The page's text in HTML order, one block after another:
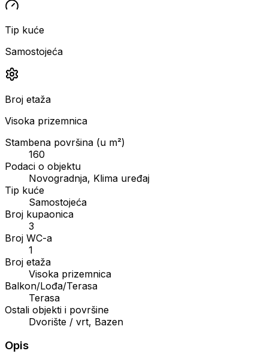
Tip kuće
Samostojeća
Broj etaža
Visoka prizemnica
Stambena površina (u m²)
160
Podaci o objektu
Novogradnja, Klima uređaj
Tip kuće
Samostojeća
Broj kupaonica
3
Broj WC-a
1
Broj etaža
Visoka prizemnica
Balkon/Lođa/Terasa
Terasa
Ostali objekti i površine
Dvorište / vrt, Bazen
Opis